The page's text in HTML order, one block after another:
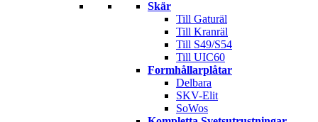
Skär
Till Gaturäl
Till Kranräl
Till S49/S54
Till UIC60
Formhållarplåtar
Delbara
SKV-Elit
SoWos